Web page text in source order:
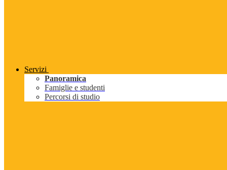
Servizi
Panoramica
Famiglie e studenti
Percorsi di studio